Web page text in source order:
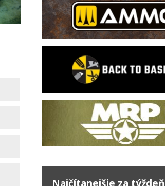
Najčítanejšie za týždeň